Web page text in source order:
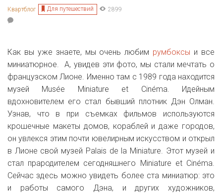
Квартблог Для путешествий 2899
Как вы уже знаете, мы очень любим румбоксы и все
миниатюрное. А, увидев эти фото, мы стали мечтать о
французском Лионе. Именно там с 1989 года находится
музей Musée Miniature et Cinéma. Идейным
вдохновителем его стал бывший плотник Дэн Олман.
Узнав, что в при съемках фильмов используются
крошечные макеты домов, кораблей и даже городов,
он увлекся этим почти ювелирным искусством и открыл
в Лионе свой музей Palais de la Miniature. Этот музей и
стал прародителем сегодняшнего Miniature et Cinéma.
Сейчас здесь можно увидеть более ста миниатюр: это
и работы самого Дэна, и других художников,